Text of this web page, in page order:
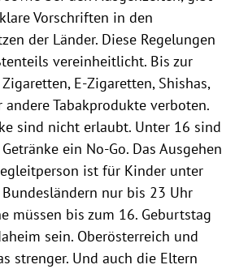
Vorschriften in den
der Länder. Diese Regelungen
vereinheitlicht. Bis zur
E-Zigaretten, Shishas,
Tabakprodukte verboten.
sind nicht erlaubt. Unter 16 sind
ein No-Go. Das Ausgehen
ist für Kinder unter
nur bis 23 Uhr
müssen bis zum 16. Geburtstag
sein. Oberösterreich und
strenger. Und auch die Eltern